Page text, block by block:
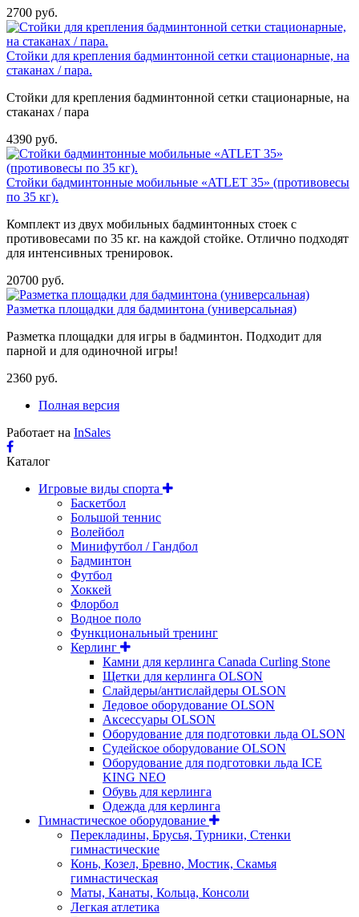
2700 руб.
Стойки для крепления бадминтонной сетки стационарные, на
стаканах / пара.
Стойки для крепления бадминтонной сетки стационарные, на
стаканах / пара
4390 руб.
Стойки бадминтонные мобильные «ATLET 35» (противовесы
по 35 кг).
Комплект из двух мобильных бадминтонных стоек с
противовесами по 35 кг. на каждой стойке. Отлично подходят
для интенсивных тренировок.
20700 руб.
Разметка площадки для бадминтона (универсальная)
Разметка площадки для игры в бадминтон. Подходит для
парной и для одиночной игры!
2360 руб.
Полная версия
Работает на InSales
Каталог
Игровые виды спорта
Баскетбол
Большой теннис
Волейбол
Минифутбол / Гандбол
Бадминтон
Футбол
Хоккей
Флорбол
Водное поло
Функциональный тренинг
Керлинг
Камни для керлинга Canada Curling Stone
Щетки для керлинга OLSON
Слайдеры/антислайдеры OLSON
Ледовое оборудование OLSON
Аксессуары OLSON
Оборудование для подготовки льда OLSON
Судейское оборудование OLSON
Оборудование для подготовки льда ICE
KING NEO
Обувь для керлинга
Одежда для керлинга
Гимнастическое оборудование
Перекладины, Брусья, Турники, Стенки
гимнастические
Конь, Козел, Бревно, Мостик, Скамья
гимнастическая
Маты, Канаты, Кольца, Консоли
Легкая атлетика